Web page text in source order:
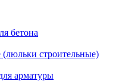
бетона
строительные)
арматуры